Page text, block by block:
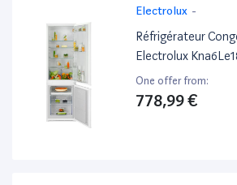
Electrolux -
Réfrigérateur
Electrolux
Cm
One offer from:
778,99 €